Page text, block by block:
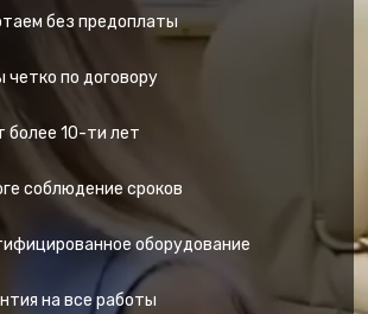
без предоплаты
четко по договору
более 10-ти лет
соблюдение сроков
оборудование
на все работы